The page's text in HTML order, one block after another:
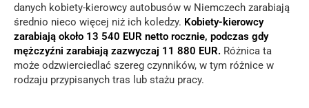
danych kobiety-kierowcy autobusów w Niemczech zarabiają
średnio nieco więcej niż ich koledzy. Kobiety-kierowcy
zarabiają około 13 540 EUR netto rocznie, podczas gdy
mężczyźni zarabiają zazwyczaj 11 880 EUR. Różnica ta
może odzwierciedlać szereg czynników, w tym różnice w
rodzaju przypisanych tras lub stażu pracy.